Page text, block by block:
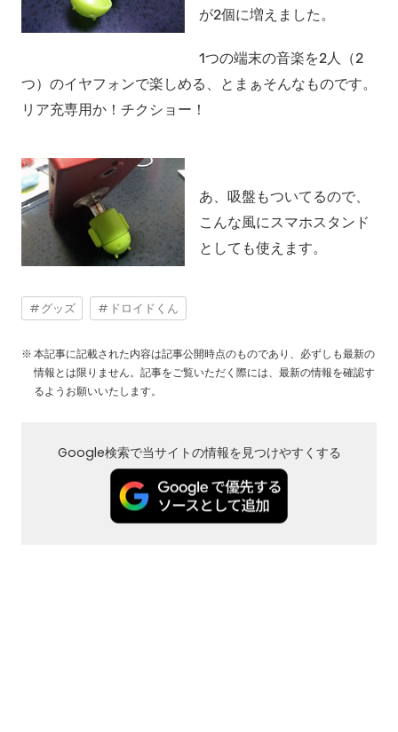
が2個に増えました。
1つの端末の音楽を2人（2
つ）のイヤフォンで楽しめる、とまぁそんなものです。
リア充専用か！チクショー！
あ、吸盤もついてるので、
こんな風にスマホスタンド
としても使えます。
グッズ ドロイドくん
本記事に記載された内容は記事公開時点のものであり、必ずしも最新の
情報とは限りません。記事をご覧いただく際には、最新の情報を確認す
るようお願いいたします。
Google検索で当サイトの情報を見つけやすくする